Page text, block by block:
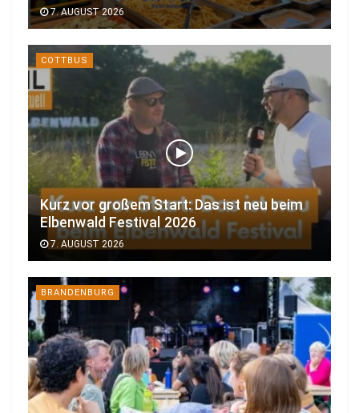
7. AUGUST 2026
COTTBUS
Kurz vor großem Start: Das ist neu beim
Elbenwald Festival 2026
7. AUGUST 2026
BRANDENBURG